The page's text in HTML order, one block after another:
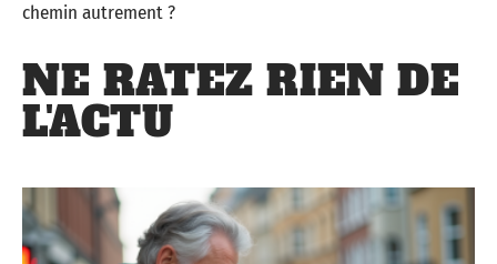
chemin autrement ?
NE RATEZ RIEN DE
L'ACTU